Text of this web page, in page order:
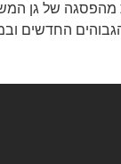
מהפסגה של גן
הגבוהים החדשים